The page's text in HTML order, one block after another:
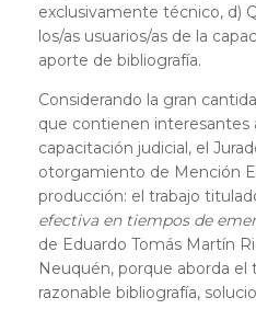
exclusivamente técnico, d)
los/as usuarios/as de la
aporte de bibliografía.
Considerando la gran
que contienen interesantes
capacitación judicial, el
otorgamiento de Mención
producción: el trabajo
efectiva en tiempos de
de Eduardo Tomás Martín
Neuquén, porque aborda el
razonable bibliografía,